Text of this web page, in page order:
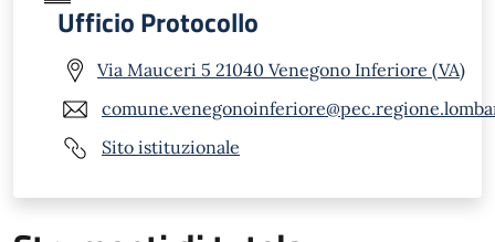
Ufficio Protocollo
Via Mauceri 5 21040 Venegono Inferiore (VA)
Sito istituzionale